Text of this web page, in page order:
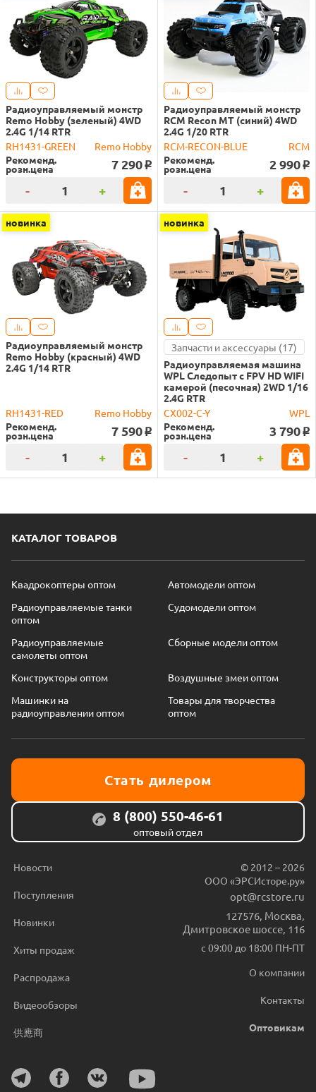
Радиоуправляемый монстр
Remo Hobby (зеленый) 4WD
2.4G 1/14 RTR
RH1431-GREEN
Remo Hobby
Рекоменд.
розн.цена 7 290 o
- +
Радиоуправляемый монстр
RCM Recon MT (синий) 4WD
2.4G 1/20 RTR
RCM-RECON-BLUE
RCM
Рекоменд.
розн.цена 2 990 o
- +
новинка
Радиоуправляемый монстр
Remo Hobby (красный) 4WD
2.4G 1/14 RTR
RH1431-RED
Remo Hobby
Рекоменд.
розн.цена 7 590 o
- +
новинка
Запчасти и аксессуары (17)
Радиоуправляемая машина
WPL Следопыт с FPV HD WIFI
камерой (песочная) 2WD 1/16
2.4G RTR
CX002-C-Y
WPL
Рекоменд.
розн.цена 3 790 o
- +
КАТАЛОГ ТОВАРОВ
Квадрокоптеры оптом
Автомодели оптом
Радиоуправляемые танки
оптом
Судомодели оптом
Радиоуправляемые
самолеты оптом
Сборные модели оптом
Конструкторы оптом
Воздушные змеи оптом
Машинки на
радиоуправлении оптом
Товары для творчества
оптом
Стать дилером
8 (800) 550-46-61
оптовый отдел
Новости
Поступления
Новинки
Хиты продаж
Распродажа
Видеообзоры
供應商
© 2012 – 2026
ООО «ЭРСИсторе.ру»
opt@rcstore.ru
127576 Москва
Дмитровское шоссе, 116
с 09:00 до 18:00 ПН-ПТ
О компании
Контакты
Оптовикам